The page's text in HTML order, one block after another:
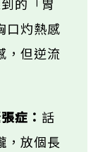
口灼熱感
，但逆流
症： 話
，放個長